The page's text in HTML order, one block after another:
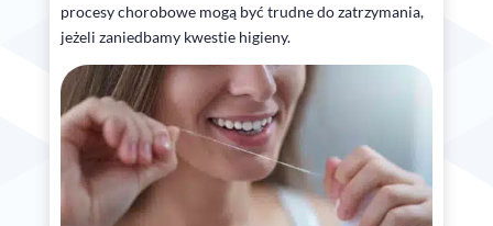
procesy chorobowe mogą być trudne do zatrzymania,
jeżeli zaniedbamy kwestie higieny.